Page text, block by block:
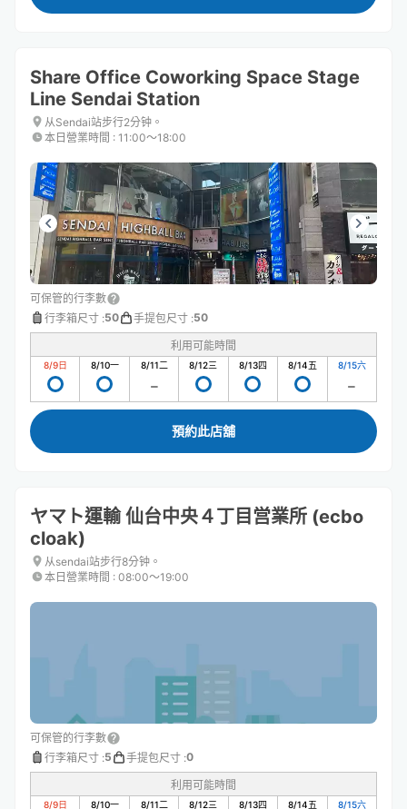
Share Office Coworking Space Stage
Line Sendai Station
从Sendai站步行2分钟。
本日營業時間 : 11:00〜18:00
可保管的行李數
行李箱尺寸 :50 手提包尺寸 :50
利用可能時間
8/9日 8/10一 8/11二 8/12三 8/13四 8/14五 8/15六
預約此店舖
ヤマト運輸 仙台中央４丁目営業所 (ecbo
cloak)
从sendai站步行8分钟。
本日營業時間 : 08:00〜19:00
可保管的行李數
行李箱尺寸 :5 手提包尺寸 :0
利用可能時間
8/9日 8/10一 8/11二 8/12三 8/13四 8/14五 8/15六